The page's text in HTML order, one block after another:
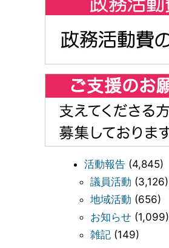
活動報告 (4,845)
議員活動 (3,126)
地域活動 (656)
お知らせ (1,099)
雑記 (149)